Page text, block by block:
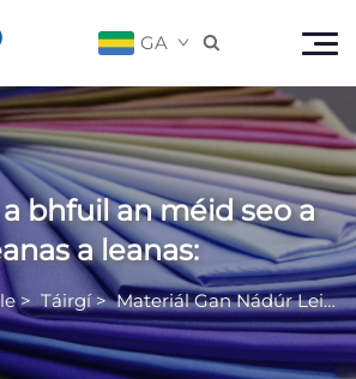
GA 
bhfuil an méid seo a
a leanas:
> Táirgí>Materiál Gan Nádúr Leibhéal Míochranaigh